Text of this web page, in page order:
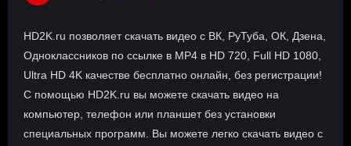
HD2K.ru позволяет скачать видео с ВК, РуТуба, ОК, Дзена,
Одноклассников по ссылке в MP4 в HD 720, Full HD 1080,
Ultra HD 4K качестве бесплатно онлайн, без регистрации!
С помощью HD2K.ru вы можете скачать видео на
компьютер, телефон или планшет без установки
специальных программ. Вы можете легко скачать видео с